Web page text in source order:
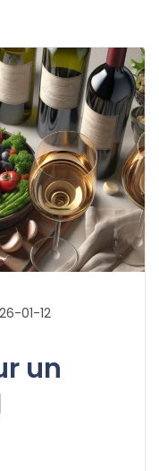
01-12
un